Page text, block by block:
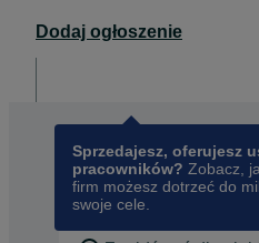
Dodaj ogłoszenie
Sprzedajesz, oferujesz
pracowników? Zobacz,
firm możesz dotrzeć do
swoje cele.